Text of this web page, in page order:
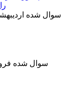
سوال شده اردیبهشت
سوال شده